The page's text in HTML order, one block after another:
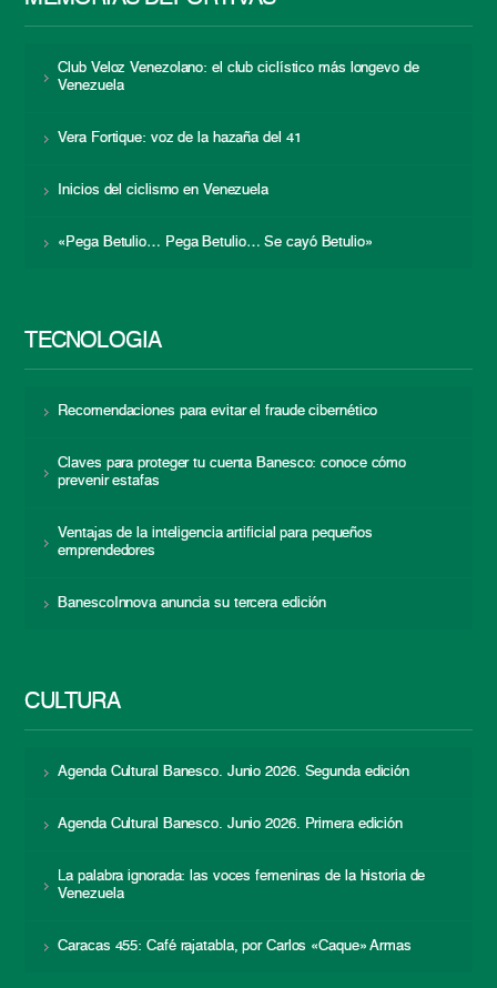
Club Veloz Venezolano: el club ciclístico más longevo de
Venezuela
Vera Fortique: voz de la hazaña del 41
Inicios del ciclismo en Venezuela
«Pega Betulio… Pega Betulio… Se cayó Betulio»
TECNOLOGÍA
Recomendaciones para evitar el fraude cibernético
Claves para proteger tu cuenta Banesco: conoce cómo
prevenir estafas
Ventajas de la inteligencia artificial para pequeños
emprendedores
BanescoInnova anuncia su tercera edición
CULTURA
Agenda Cultural Banesco. Junio 2026. Segunda edición
Agenda Cultural Banesco. Junio 2026. Primera edición
La palabra ignorada: las voces femeninas de la historia de
Venezuela
Caracas 455: Café rajatabla, por Carlos «Caque» Armas